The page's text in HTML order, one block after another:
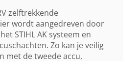
zelftrekkende
wordt aangedreven door
STIHL AK systeem en
Zo kan je veilig
met de tweede accu,